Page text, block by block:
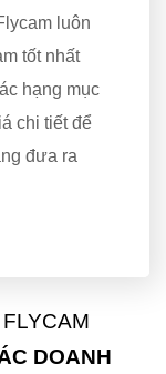
luôn
tốt nhất
hạng mục
chi tiết để
đưa ra
DOANH